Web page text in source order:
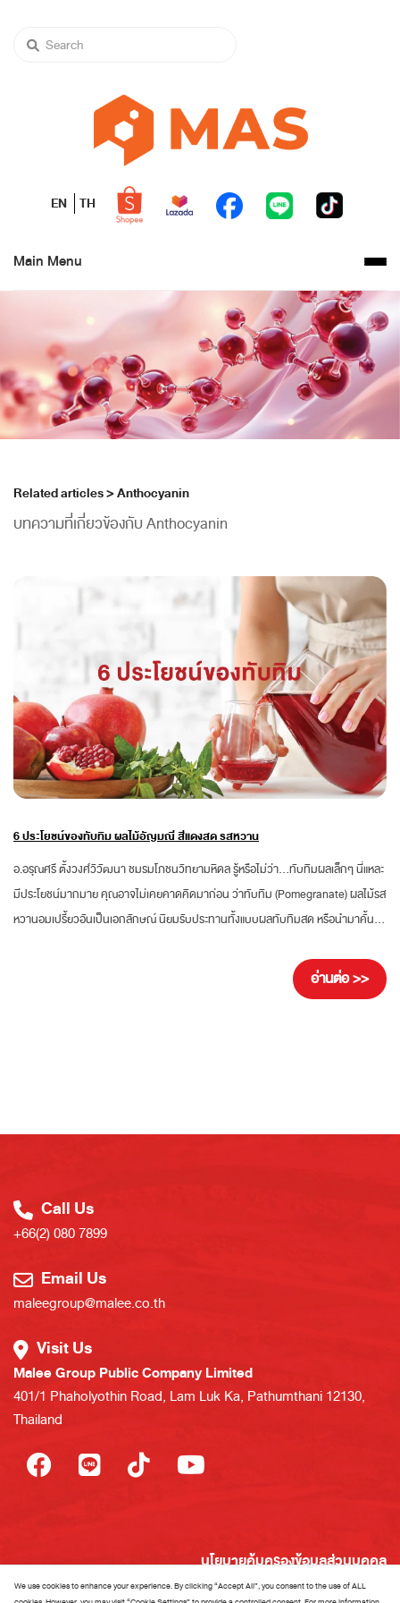
EN TH
Main Menu
Related articles > Anthocyanin
บทความที่เกี่ยวข้องกับ Anthocyanin
6 ประโยชน์ของทับทิม ผลไม้อัญมณี สีแดงสด รสหวาน
อ.อรุณศรี ตั้งวงศ์วิวัฒนา ชมรมโภชนวิทยามหิดล รู้หรือไม่ว่า…ทับทิมผลเล็กๆ นี่แหละ
มีประโยชน์มากมาย คุณอาจไม่เคยคาดคิดมาก่อน ว่าทับทิม (Pomegranate) ผลไม้รส
หวานอมเปรี้ยวอันเป็นเอกลักษณ์ นิยมรับประทานทั้งแบบผลทับทิมสด หรือนำมาคั้น
ยา” เพราะเนื้อ น้ำ และเมล็ดทับทิม อุดมด้วยสารพฤกษเคมีโพลิฟีนอลหลายกลุ่ม เช่น ฟ
ลาโวนอยด์ (Flavonoid) แอนโทไซยานิน (Anthocyanin) มีสารออกฤทธิ์สำคัญคือ...
อ่านต่อ >>
Call Us
+66(2) 080 7899
Email Us
maleegroup@malee.co.th
Visit Us
Malee Group Public Company Limited
401/1 Phaholyothin Road, Lam Luk Ka, Pathumthani 12130,
Thailand
นโยบายคุ้มครองข้อมูลส่วนบุคคล
นโยบายการใช้งานคุกกี้
We use cookies to enhance your experience. By clicking “Accept All”, you consent to the use of ALL